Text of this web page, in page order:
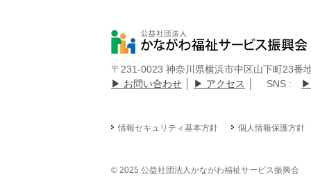
〒231-0023 神奈川県横浜市中区山下町23番
▶ お問い合わせ
▶ アクセス │ SNS : ▶
情報セキュリティ基本方針 個人情報保護方針
© 2025 公益社団法人かながわ福祉サービス振興会